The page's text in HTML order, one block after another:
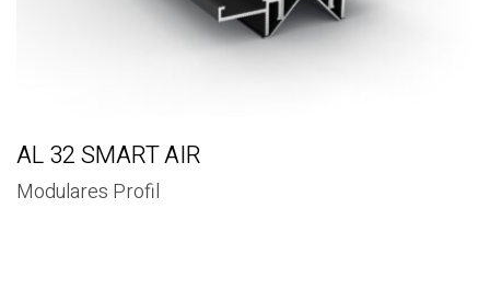
AL 32 SMART AIR
Modulares Profil